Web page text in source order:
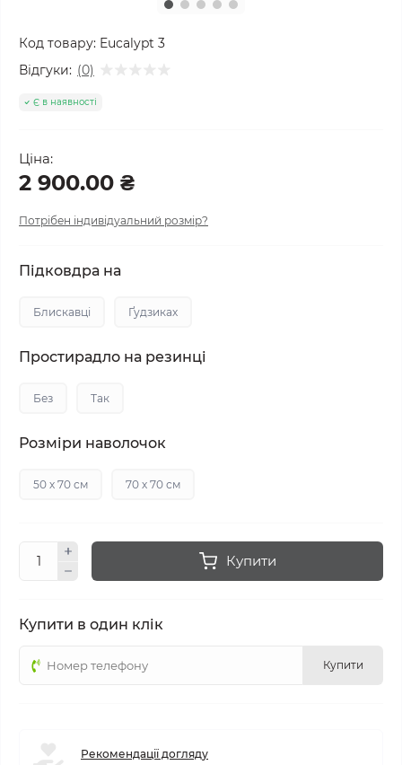
Код товару: Eucalypt 3
Відгуки: (0)
Є в наявності
Ціна:
2 900.00 ₴
Потрібен індивідуальний розмір?
Підковдра на
Блискавці Ґудзиках
Простирадло на резинці
Без Так
Розміри наволочок
50 х 70 см 70 х 70 см
Купити
Купити в один клік
Купити
Рекомендації догляду